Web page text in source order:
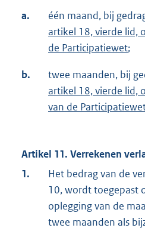
a.
één maand, bij
artikel 18, vierde lid,
de Participatiewet;
b.
twee maanden, bij
artikel 18, vierde lid,
van de
Artikel 11. Verrekenen
1.
Het bedrag van de
10, wordt toegepast
oplegging van de
twee maanden als